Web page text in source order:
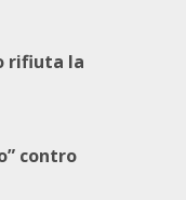
rifiuta la
contro